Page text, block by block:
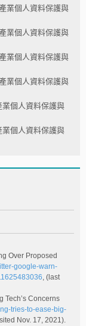
業個人資料保護與
業個人資料保護與
業個人資料保護與
業個人資料保護與
業個人資料保護與
業個人資料保護與
Over Proposed
google-warn-
, (last
Tech’s Concerns
tries-to-ease-big-
Nov. 17, 2021).